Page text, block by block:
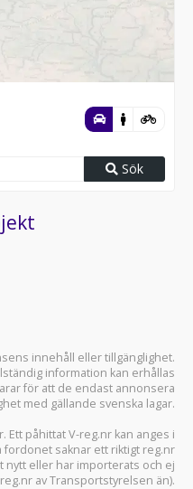
Sök
innehåll eller tillgänglighet.
information kan erhållas
för att de endast annonsera
med gällande svenska lagar.
Ett påhittat V-reg.nr kan anges i
saknar ett riktigt reg.nr
eller har importerats och ej
av Transportstyrelsen än).